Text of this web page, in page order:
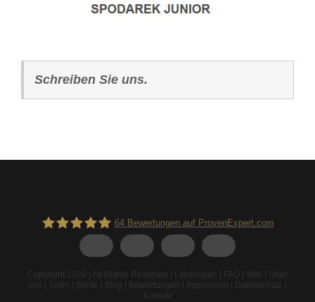
Schreiben Sie uns.
64Bewertungen auf ProvenExpert.com
Copyright 2026 | All Rights Reserved | Leistungen FAQ Wiki
Über
uns
Team Werte Blog Bewertungen Impressum Datenschutz
Kontakt